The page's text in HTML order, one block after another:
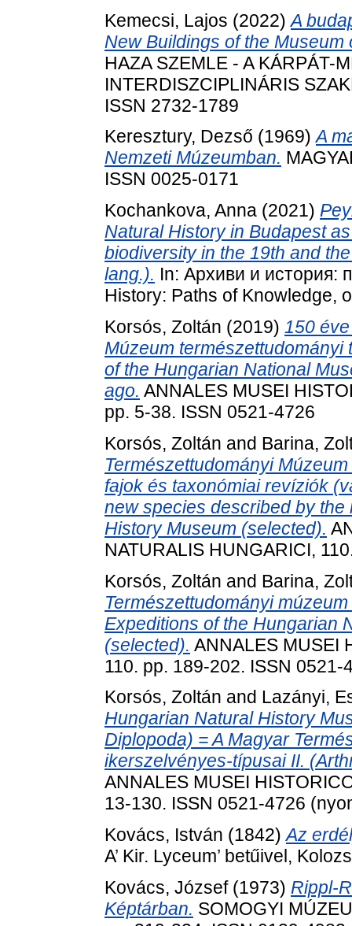
Kemecsi, Lajos (2022)A
New Buildings of the
HAZA SZEMLE - A KÁRPÁT-
INTERDISZCIPLINÁRIS
ISSN 2732-1789
Keresztury, Dezső (1969)A
Nemzeti Múzeumban.
ISSN 0025-0171
Kochankova, Anna (2021)
Natural History in Budapest
biodiversity in the 19th and
lang.). In: Архиви и история:
History: Paths of Knowledge,
Korsós, Zoltán (2019) 150
Múzeum
of the Hungarian National
ago. ANNALES MUSEI
pp. 5-38. ISSN 0521-4726
Korsós, Zoltán and Barina,
Természettudományi
fajok és taxonómiai revíziók
new species described by
History Museum (selected).
NATURALIS HUNGARICI,
Korsós, Zoltán and Barina,
Természettudományi
Expeditions of the Hungarian
(selected). ANNALES MUSEI
110. pp. 189-202. ISSN 0521-
Korsós, Zoltán and Lazányi,
Hungarian Natural History
Diplopoda) = A Magyar
ikerszelvényes-típusai II.
ANNALES MUSEI
13-130. ISSN 0521-4726
Kovács, István (1842)Az
A’ Kir. Lyceum’ betűivel,
Kovács, József(1973) Rippl-
Képtárban. SOMOGYI